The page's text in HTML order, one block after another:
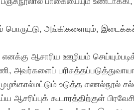
பொருட்டு, அங்கிகளையும்,
ஆசாரிய ஊழியம்
உடுத்த சணல்நூல்
கூடாரத்திற்குள்